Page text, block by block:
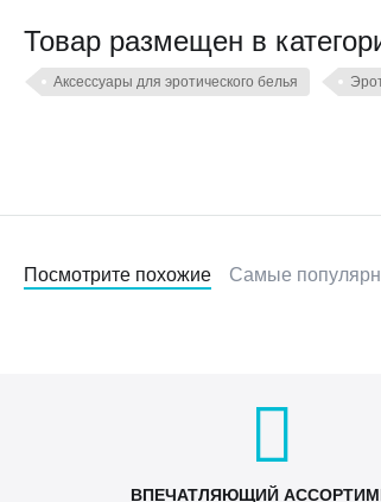
Товар размещен в
Аксессуары для эротического белья
Посмотрите похожие Самые
ВПЕЧАТЛЯЮЩИЙ